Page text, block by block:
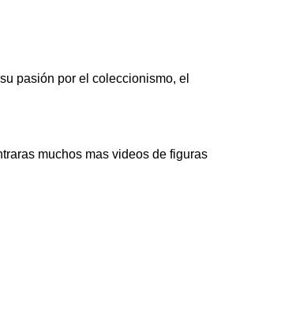
pasión por el coleccionismo, el
muchos mas videos de figuras